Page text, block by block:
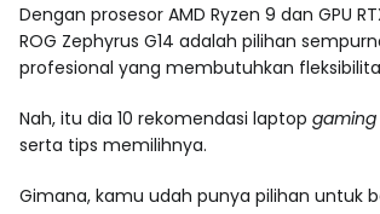
Dengan prosesor AMD Ryzen 9 dan GPU
ROG Zephyrus G14 adalah pilihan
profesional yang membutuhkan
Nah, itu dia 10 rekomendasi laptop gaming
serta tips memilihnya.
Gimana, kamu udah punya pilihan untuk